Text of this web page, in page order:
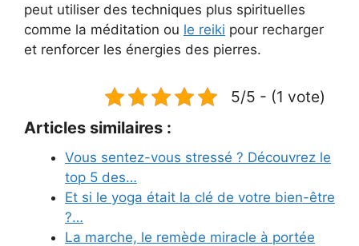
peut utiliser des techniques plus spirituelles
comme la méditation ou le reiki pour recharger
et renforcer les énergies des pierres.
5/5 - (1 vote)
Articles similaires :
Vous sentez-vous stressé ? Découvrez le
top 5 des…
Et si le yoga était la clé de votre bien-être
?…
La marche, le remède miracle à portée